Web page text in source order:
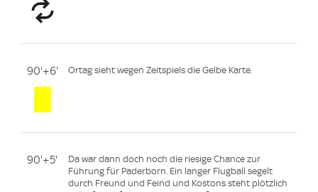
90'+6' Ortag sieht wegen Zeitspiels die Gelbe Karte.
90'+5'
Da war dann doch noch die riesige Chance zur
Führung für Paderborn. Ein langer Flugball segelt
durch Freund und Feind und Kostons steht plötzlich